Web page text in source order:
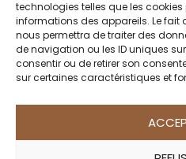
technologies telles que les
informations des appareils. Le fait
nous permettra de traiter des
de navigation ou les ID uniques
consentir ou de retirer son
sur certaines caractéristiques et
Jours 13 et 14 :
Safaris en véhicule,
moments plus
ACCÉS RAPIDE
Créez votre Safari sur
A propos